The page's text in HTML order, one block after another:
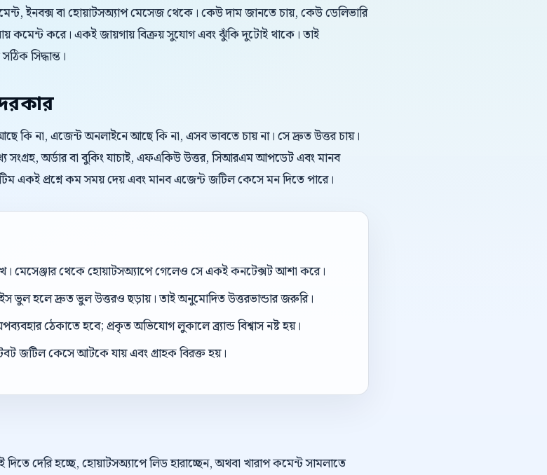
ইনবক্স বা হোয়াটসঅ্যাপ মেসেজ থেকে। কেউ দাম জানতে চায়, কেউ ডেলিভারি
কমেন্ট করে। একই জায়গায় বিক্রয় সুযোগ এবং ঝুঁকি দুটোই থাকে। তাই
সিদ্ধান্ত।
কি না, এজেন্ট অনলাইনে আছে কি না, এসব ভাবতে চায় না। সে দ্রুত উত্তর চায়।
সংগ্রহ, অর্ডার বা বুকিং যাচাই, এফএকিউ উত্তর, সিআরএম আপডেট এবং মানব
একই প্রশ্নে কম সময় দেয় এবং মানব এজেন্ট জটিল কেসে মন দিতে পারে।
মেসেঞ্জার থেকে হোয়াটসঅ্যাপে গেলেও সে একই কনটেক্সট আশা করে।
ভুল হলে দ্রুত ভুল উত্তরও ছড়ায়। তাই অনুমোদিত উত্তরভান্ডার জরুরি।
ঠেকাতে হবে; প্রকৃত অভিযোগ লুকালে ব্র্যান্ড বিশ্বাস নষ্ট হয়।
জটিল কেসে আটকে যায় এবং গ্রাহক বিরক্ত হয়।
দেরি হচ্ছে, হোয়াটসঅ্যাপে লিড হারাচ্ছেন, অথবা খারাপ কমেন্ট সামলাতে